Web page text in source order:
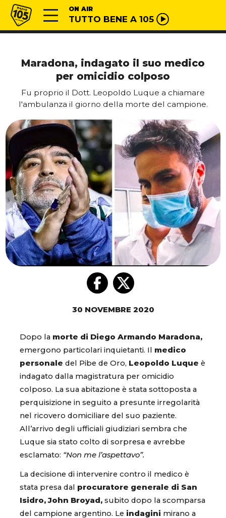
Vai al contenuto
Radio 105 ON AIR
TUTTO BENE A 105
Maradona, indagato il suo medico
per omicidio colposo
Fu proprio il Dott. Leopoldo Luque a chiamare
l'ambulanza il giorno della morte del campione.
30 NOVEMBRE 2020
Dopo la morte di Diego Armando Maradona,
emergono particolari inquietanti. Il medico
personale del Pibe de Oro, Leopoldo Luque è
indagato dalla magistratura per omicidio
colposo. La sua abitazione è stata sottoposta a
perquisizione in seguito a presunte irregolarità
nel ricovero domiciliare del suo paziente.
All’arrivo degli ufficiali giudiziari sembra che
Luque sia stato colto di sorpresa e avrebbe
esclamato: “Non me l’aspettavo”.
La decisione di intervenire contro il medico è
stata presa dal procuratore generale di San
Isidro, John Broyad, subito dopo la scomparsa
del campione argentino. Le indagini mirano a